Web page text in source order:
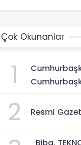
Çok Okunanlar
1
2 Resmi